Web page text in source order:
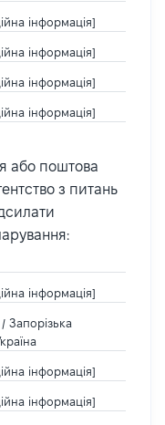
інформація]
інформація]
інформація]
інформація]
або поштова
з питань
інформація]
Запорізька
інформація]
інформація]